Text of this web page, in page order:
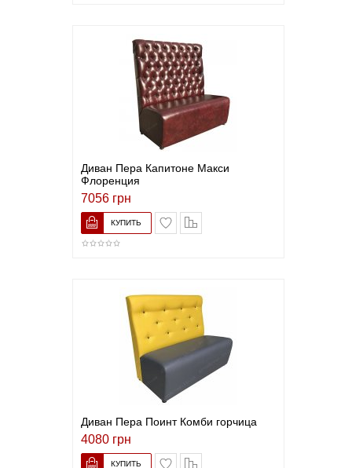
Диван Пера Капитоне Макси
Флоренция
7056 грн
В список желаний
Диван Пера Поинт Комби горчица
4080 грн
В список желаний